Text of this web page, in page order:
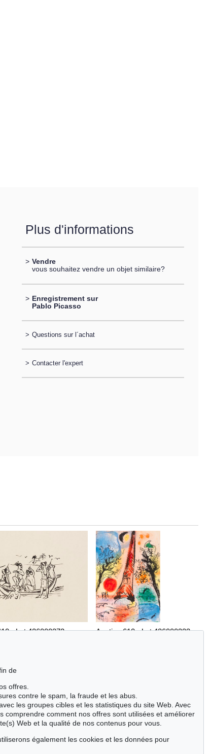
Plus d'informations
> Vendre
vous souhaitez vendre un objet similaire?
> Enregistrement sur
Pablo Picasso
> Questions sur l´achat
> Contacter l'expert
- Lot 426000372
Auction 610 - Lot 426000322
de
offres.
contre le spam, la fraude et les abus.
les groupes cibles et les statistiques du site Web. Avec
comprendre comment nos offres sont utilisées et améliorer
Web et la qualité de nos contenus pour vous.
également les cookies et les données pour